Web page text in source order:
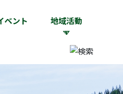
ベント 地域活動